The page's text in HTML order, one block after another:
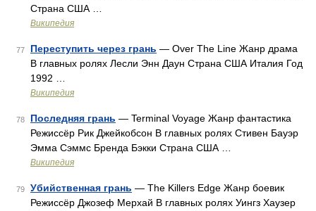
Страна США …
Википедия
77 Переступить через грань — Over The Line Жанр драма
В главных ролях Лесли Энн Даун Страна США Италия Год
1992 …
Википедия
78 Последняя грань — Terminal Voyage Жанр фантастика
Режиссёр Рик Джейкобсон В главных ролях Стивен Бауэр
Эмма Сэммс Бренда Бэкки Страна США …
Википедия
79 Убийственная грань — The Killers Edge Жанр боевик
Режиссёр Джозеф Мерхай В главных ролях Уингз Хаузер